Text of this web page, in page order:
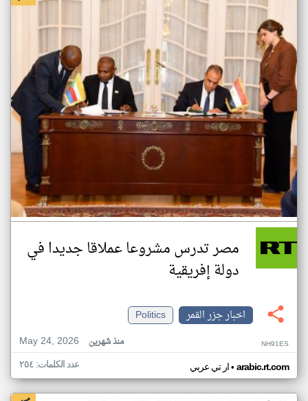
مصر تدرس مشروعا عملاقا جديدا في
دولة إفريقية
اخبار جزر القمر
Politics
May 24, 2026
منذ شهرين NH91ES
ار تي عربي• arabic.rt.com عدد الكلمات: ٢٥٤